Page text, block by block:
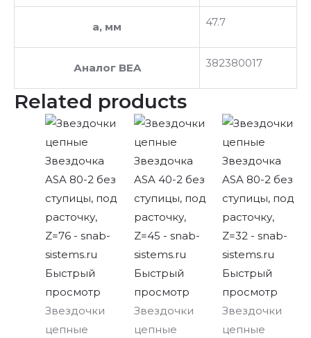
a, мм 47.7
Аналог BEA 382380017
Related products
Быстрый
просмотр
Звездочки
цепные
Быстрый
просмотр
Звездочки
цепные
Быстрый
просмотр
Звездочки
цепные